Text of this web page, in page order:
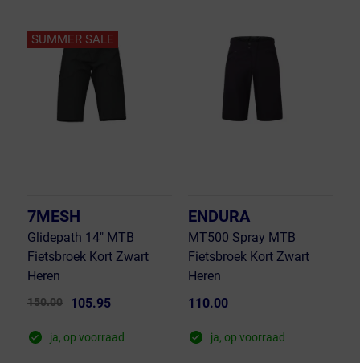
SUMMER SALE
7MESH
Glidepath 14" MTB
Fietsbroek Kort Zwart
Heren
150.00 105.95
ja, op voorraad
ENDURA
MT500 Spray MTB
Fietsbroek Kort Zwart
Heren
110.00
ja, op voorraad